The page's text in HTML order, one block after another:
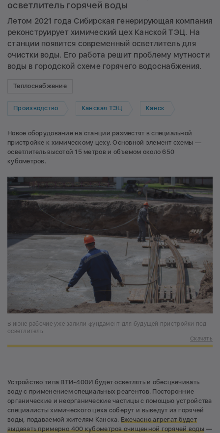
осветлитель горячей воды
Летом 2021 года Сибирская генерирующая компания
реконструирует химический цех Канской ТЭЦ. На
станции появится современный осветлитель для
очистки воды. Его работа решит проблему мутности
воды в городской схеме горячего водоснабжения.
Теплоснабжение
Производство Канская ТЭЦ Канск
Новое оборудование на станции разместят в специальной
пристройке к химическому цеху. Основной элемент схемы —
осветлитель высотой 15 метров и объемом около 650
кубометров.
В июне рабочие уже залили фундамент для будущей пристройки под
осветлитель
Скачать
Устройство типа ВТИ-400И будет осветлять и обесцвечивать
воду с применением специальных реагентов. Посторонние
органические и неорганические частицы с помощью устройства
специалисты химического цеха соберут и выведут из горячей
воды, подаваемой жителям Канска. Ежечасно агрегат будет
выдавать примерно 400 кубометров очищенной горячей воды—